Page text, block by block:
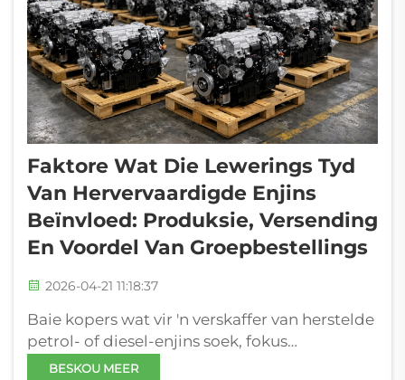
Faktore Wat Die Lewerings Tyd
Van Hervervaardigde Enjins
Beïnvloed: Produksie, Versending
En Voordel Van Groepbestellings
2026-04-21 11:18:37
Baie kopers wat vir 'n verskaffer van herstelde
petrol- of diesel-enjins soek, fokus
hoofsaaklik op prys en beskikbaarheid.
BESKOU MEER